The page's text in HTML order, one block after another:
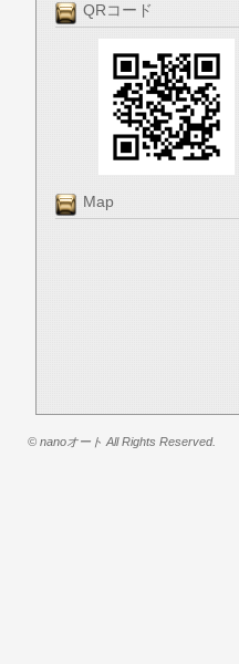
QRコード
Map
© nanoオート All Rights Reserved.